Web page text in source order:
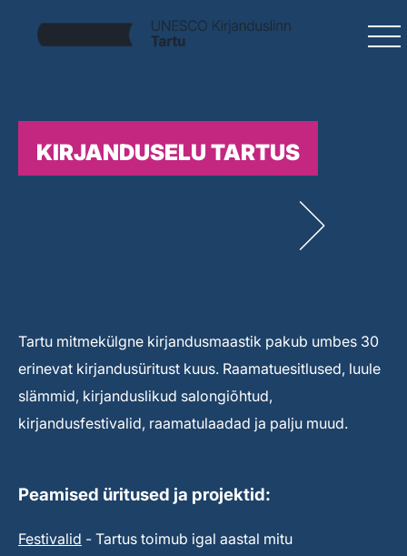
KIRJANDUSELU TARTUS
Tartu mitmekülgne kirjandusmaastik pakub umbes 30
erinevat kirjandusüritust kuus. Raamatuesitlused, luule
slämmid, kirjanduslikud salongiõhtud,
kirjandusfestivalid, raamatulaadad ja palju muud.
Peamised üritused ja projektid:
Festivalid - Tartus toimub igal aastal mitu